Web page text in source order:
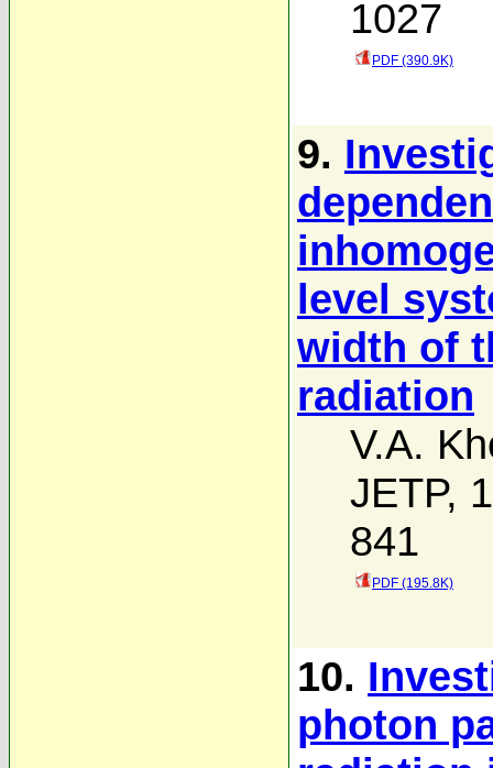
1027
PDF (390.9K)
9.
level
width of
radiation
V.A.
JETP,
841
PDF (195.8K)
10.
photon